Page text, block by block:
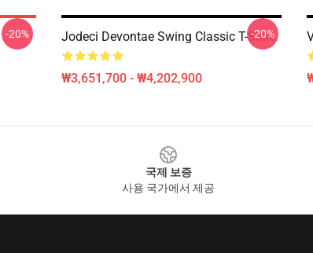
-20% Jodeci Devontae Swing Classic T-Shirt
₩3,651,700 - ₩4,202,900
-20%
국제 보증
사용 국가에서 제공